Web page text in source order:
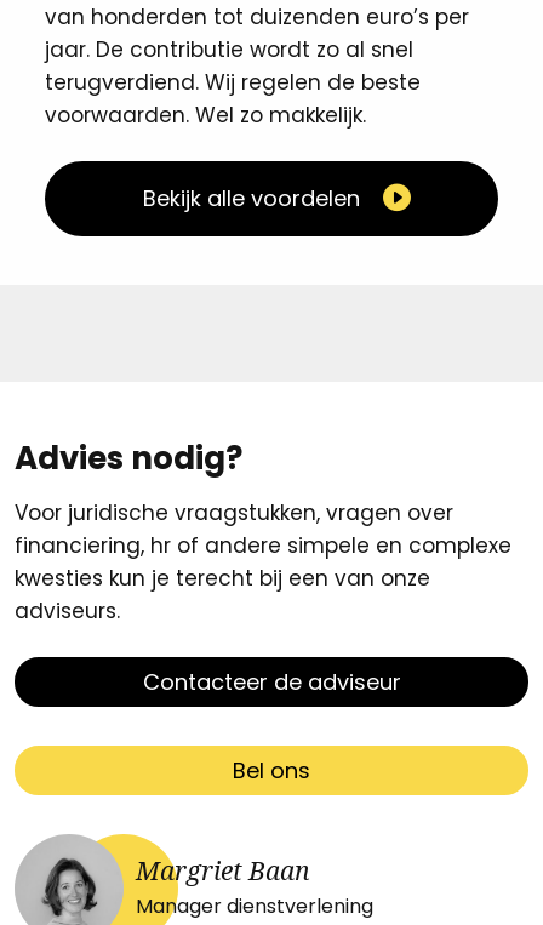
van honderden tot duizenden euro’s per
jaar. De contributie wordt zo al snel
terugverdiend. Wij regelen de beste
voorwaarden. Wel zo makkelijk. ​
Bekijk alle voordelen
Advies nodig?
Voor juridische vraagstukken, vragen over
financiering, hr of andere simpele en complexe
kwesties kun je terecht bij een van onze
adviseurs.
Contacteer de adviseur
Bel ons
Margriet Baan
Manager dienstverlening